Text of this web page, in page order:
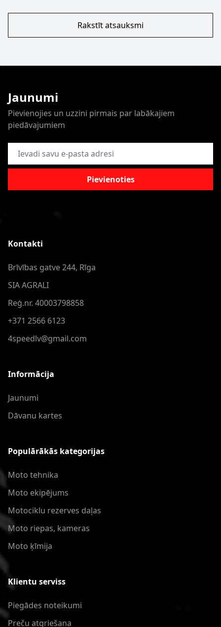
Rakstīt atsauksmi
Jaunumi
Pievienojies un uzzini pirmais par labākajiem
piedāvajumiem
E-pasta adrese
Pievienoties
Kontakti
Brīvības gatve 244, Rīga
SIA AGRALI
Reģ.nr. 40003798858
+371 2566 6123
4speedlv@gmail.com
Informācija
Jaunumi
Dāvanu kartes
Populārākās kategorijas
Moto tehnika
Moto ekipējums
Motociklu rezerves daļas
Moto riepas, kameras
Moto ķīmija
Klientu serviss
Piegādes noteikumi
Preču atgriešana